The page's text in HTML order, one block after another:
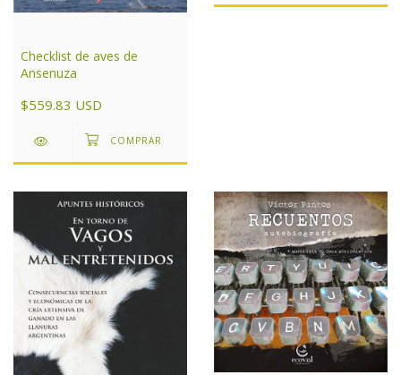
Checklist de aves de
Ansenuza
$559.83 USD